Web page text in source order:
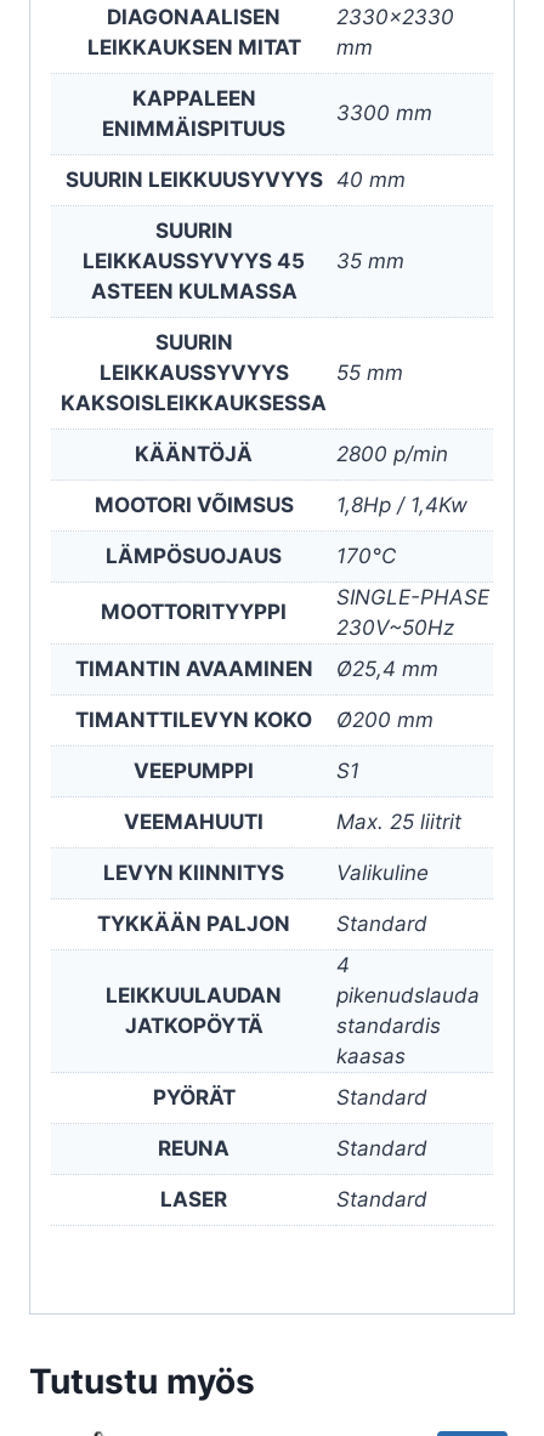
DIAGONAALISEN
LEIKKAUKSEN MITAT
2330×2330
mm
KAPPALEEN
ENIMMÄISPITUUS
3300 mm
SUURIN LEIKKUUSYVYYS 40 mm
SUURIN
LEIKKAUSSYVYYS 45
ASTEEN KULMASSA
35 mm
SUURIN
LEIKKAUSSYVYYS
KAKSOISLEIKKAUKSESSA
55 mm
KÄÄNTÖJÄ 2800 p/min
MOOTORI VÕIMSUS 1,8Hp / 1,4Kw
LÄMPÖSUOJAUS 170°C
MOOTTORITYYPPI
SINGLE-PHASE
230V~50Hz
TIMANTIN AVAAMINEN
Ø25,4 mm
TIMANTTILEVYN KOKO Ø200 mm
VEEPUMPPI S1
VEEMAHUUTI Max. 25 liitrit
LEVYN KIINNITYS Valikuline
TYKKÄÄN PALJON Standard
LEIKKUULAUDAN
JATKOPÖYTÄ
4
pikenudslauda
standardis
kaasas
PYÖRÄT
Standard
REUNA Standard
LASER Standard
Tutustu myös